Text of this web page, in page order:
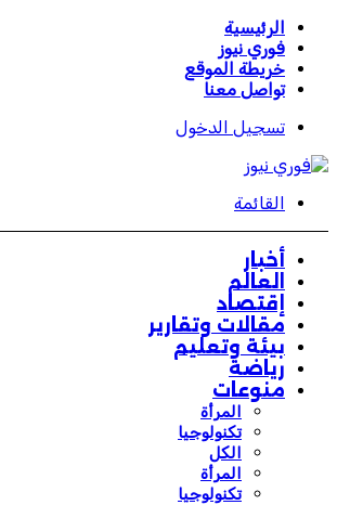
الرئيسية
فوري نيوز
خريطة الموقع
تواصل معنا
تسجيل الدخول
القائمة
أخبار
العالم
إقتصاد
مقالات وتقارير
بيئة وتعليم
رياضة
منوعات
المرأة
تكنولوجيا
الكل
المرأة
تكنولوجيا